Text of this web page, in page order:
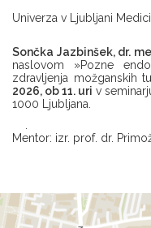
Univerza v Ljubljani
Sončka Jazbinšek, dr.
naslovom »Pozne
zdravljenja možganskih
2026, ob 11. uri v
1000 Ljubljana.
Mentor: izr. prof. dr.